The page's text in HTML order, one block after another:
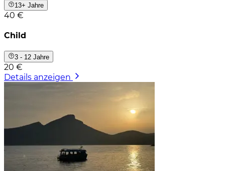
13+ Jahre
40 €
Child
3 - 12 Jahre
20 €
Details anzeigen